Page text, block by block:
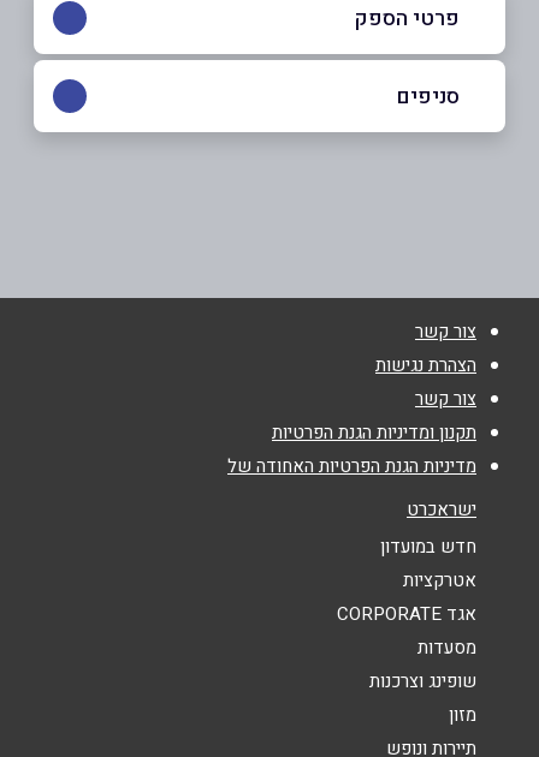
פרטי הספק
באתר
טלפון*
אנא חזרו אלי בקשר ל...
הודעה
סניפים
צור קשר
הצהרת נגישות
צור קשר
תקנון ומדיניות הגנת הפרטיות
מדיניות הגנת הפרטיות האחודה של
ישראכרט
חדש במועדון
אטרקציות
אגד CORPORATE
מסעדות
שופינג וצרכנות
מזון
תיירות ונופש